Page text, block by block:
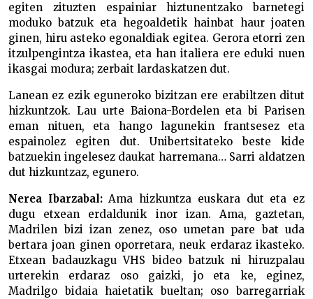
egiten zituzten espainiar hiztunentzako barnetegi
moduko batzuk eta hegoaldetik hainbat haur joaten
ginen, hiru asteko egonaldiak egitea. Gerora etorri zen
itzulpengintza ikastea, eta han italiera ere eduki nuen
ikasgai modura; zerbait lardaskatzen dut.
Lanean ez ezik eguneroko bizitzan ere erabiltzen ditut
hizkuntzok. Lau urte Baiona-Bordelen eta bi Parisen
eman nituen, eta hango lagunekin frantsesez eta
espainolez egiten dut. Unibertsitateko beste kide
batzuekin ingelesez daukat harremana… Sarri aldatzen
dut hizkuntzaz, egunero.
Nerea Ibarzabal:Ama hizkuntza euskara dut eta ez
dugu etxean erdaldunik inor izan. Ama, gaztetan,
Madrilen bizi izan zenez, oso umetan pare bat uda
bertara joan ginen oporretara, neuk erdaraz ikasteko.
Etxean badauzkagu VHS bideo batzuk ni hiruzpalau
urterekin erdaraz oso gaizki, jo eta ke, eginez,
Madrilgo bidaia haietatik bueltan; oso barregarriak